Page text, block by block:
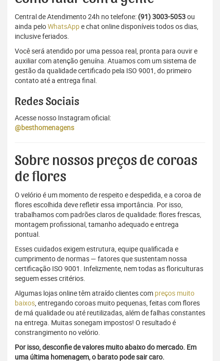
Central de Atendimento 24h no telefone: (91) 3003-5053ou
ainda peloWhatsAppe chat online disponíveis todos os dias,
inclusive feriados.
Você será atendido por uma pessoa real, pronta para ouvir e
auxiliar com atenção genuína. Atuamos com um sistema de
gestão da qualidade certificado pela ISO 9001, do primeiro
contato até a entrega final.
Redes Sociais
Acesse nosso Instagram oficial:
@besthomenagens
Sobre nossos preços de coroas
de flores
O velório é um momento de respeito e despedida, e a coroa de
flores escolhida deve refletir essa importância. Por isso,
trabalhamos com padrões claros de qualidade: flores frescas,
montagem profissional, tamanho adequado e entrega
pontual.
Esses cuidados exigem estrutura, equipe qualificada e
cumprimento de normas — fatores que sustentam nossa
certificação ISO 9001. Infelizmente, nem todas as floriculturas
seguem esses critérios.
Algumas lojas online têm atraído clientes com preços muito
baixos, entregando coroas muito pequenas, feitas com flores
de má qualidade ou até reutilizadas, além de falhas constantes
na entrega. Muitas sonegam impostos! O resultado é
constrangimento no velório.
Por isso, desconfie de valores muito abaixo do mercado. Em
uma última homenagem, o barato pode sair caro.